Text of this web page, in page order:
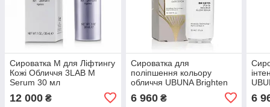
Сироватка M для Ліфтингу
Кожі Обличчя 3LAB M
Serum 30 мл
12 000 ₴
Сироватка для
поліпшення кольору
обличчя UBUNA Brighten
Maximum Glow Serum 30
мл
6 960₴ 6